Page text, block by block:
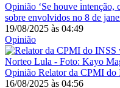
Opinião ‘Se houve
sobre envolvidos no 8 de
19/08/2025 às 04:49
Opinião
Opinião Relator da CPMI do
16/08/2025 às 04:56